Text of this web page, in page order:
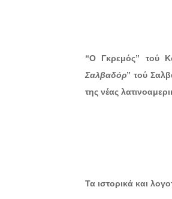
“Ο Γκρεμός” τού
Σαλβαδόρ” τού
της νέας
Τα ιστορικά και